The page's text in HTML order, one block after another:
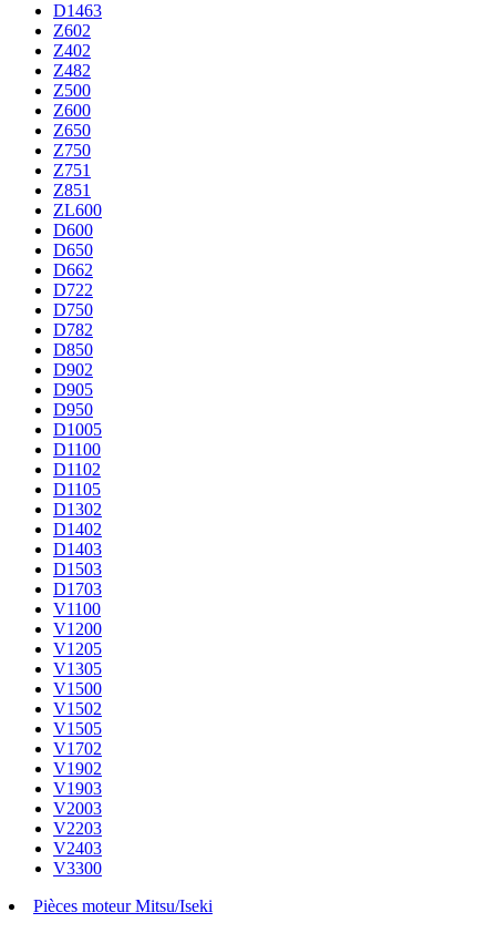
D1463
Z602
Z402
Z482
Z500
Z600
Z650
Z750
Z751
Z851
ZL600
D600
D650
D662
D722
D750
D782
D850
D902
D905
D950
D1005
D1100
D1102
D1105
D1302
D1402
D1403
D1503
D1703
V1100
V1200
V1205
V1305
V1500
V1502
V1505
V1702
V1902
V1903
V2003
V2203
V2403
V3300
Pièces moteur Mitsu/Iseki